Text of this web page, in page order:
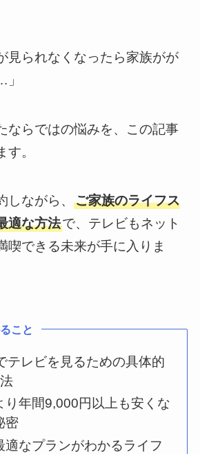
見られなくなったら家族がが
ならではの悩みを、この記事
。
しながら、 ご家族のライフス
適な方法で、テレビもネット
喫できる未来が手に入りま
こと
テレビを見るための具体的
り年間9,000円以上も安くな
密
適なプランがわかるライフ